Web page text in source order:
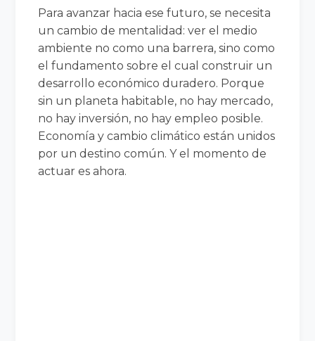
Para avanzar hacia ese futuro, se necesita
un cambio de mentalidad: ver el medio
ambiente no como una barrera, sino como
el fundamento sobre el cual construir un
desarrollo económico duradero. Porque
sin un planeta habitable, no hay mercado,
no hay inversión, no hay empleo posible.
Economía y cambio climático están unidos
por un destino común. Y el momento de
actuar es ahora.